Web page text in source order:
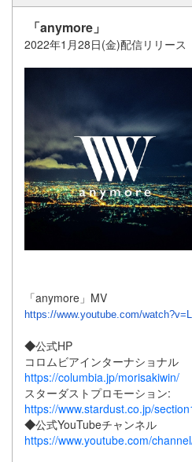
「anymore」
2022年1月28日(金)配信リリース
「anymore」MV
https://www.youtube.com/
◆公式HP
コロムビアインターナショナル
https://columbia.jp/morisakiwin/
スターダストプロモーション:
https://www.stardust.co.jp/
◆公式YouTubeチャンネル
https://www.youtube.com/